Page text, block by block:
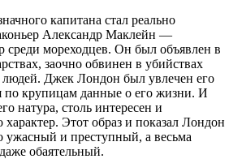
капитана стал реально
Александр Маклейн —
среди мореходцев. Он был объявлен в
заочно обвинен в убийствах
людей. Джек Лондон был увлечен его
по крупицам данные о его жизни. И
натура, столь интересен и
Этот образ и показал Лондон
и преступный, а весьма
обаятельный.